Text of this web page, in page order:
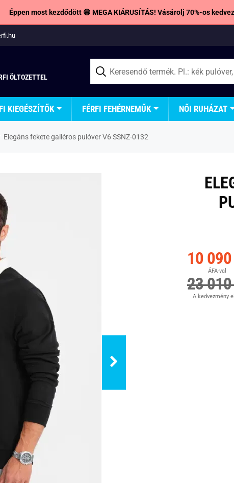
Éppen most kezdődött 😁 MEGA KIÁRUSÍTÁS! Vásárolj 70%-os
ÖLTOZETTEL
KIEGÉSZÍTŐK FÉRFI FEHÉRNEMŰK NŐI RUHÁZAT
Elegáns fekete galléros pulóver V6 SSNZ-0132
10
ÁFA-val
23
A kedvezmény